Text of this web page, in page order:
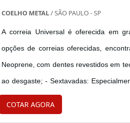
COELHO METAL/ SÃO PAULO - SP
A correia Universal é oferecida em
opções de correias oferecidas,
Neoprene, com dentes revestidos em
ao desgaste; - Sextavadas:
onde exige a necessidade de transmitir
COTAR AGORA